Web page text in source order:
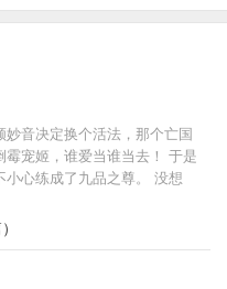
妙音决定换个活法，那个亡国
霉宠姬，谁爱当谁当去！ 于是
小心练成了九品之尊。 没想
” 顾妙音忿忿不平，指着某
剧本了。” 某人：“我没有。” 顾
不喜欢我，按剧本你这辈子也